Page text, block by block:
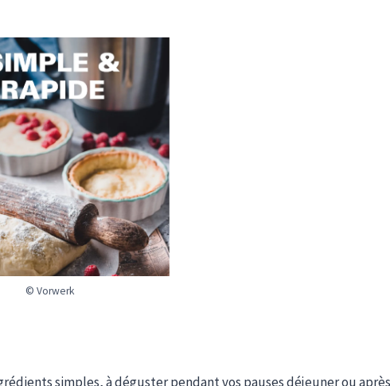
© Vorwerk
simples, à déguster pendant vos pauses déjeuner ou après